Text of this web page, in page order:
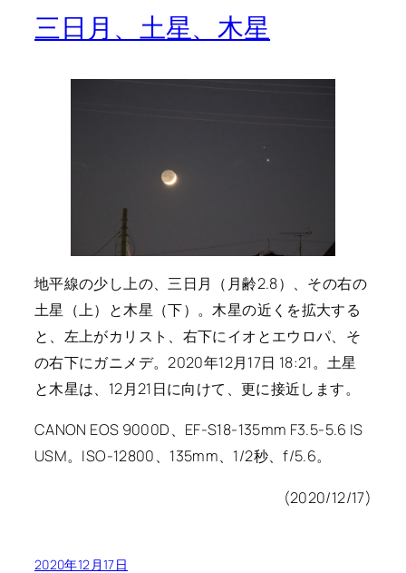
三日月、土星、木星
地平線の少し上の、三日月（月齢2.8）、その右の
土星（上）と木星（下）。木星の近くを拡大する
と、左上がカリスト、右下にイオとエウロパ、そ
の右下にガニメデ。2020年12月17日 18:21。土星
と木星は、12月21日に向けて、更に接近します。
CANON EOS 9000D、EF-S18-135mm F3.5-5.6 IS
USM。ISO-12800、135mm、1/2秒、f/5.6。
(2020/12/17)
2020年12月17日